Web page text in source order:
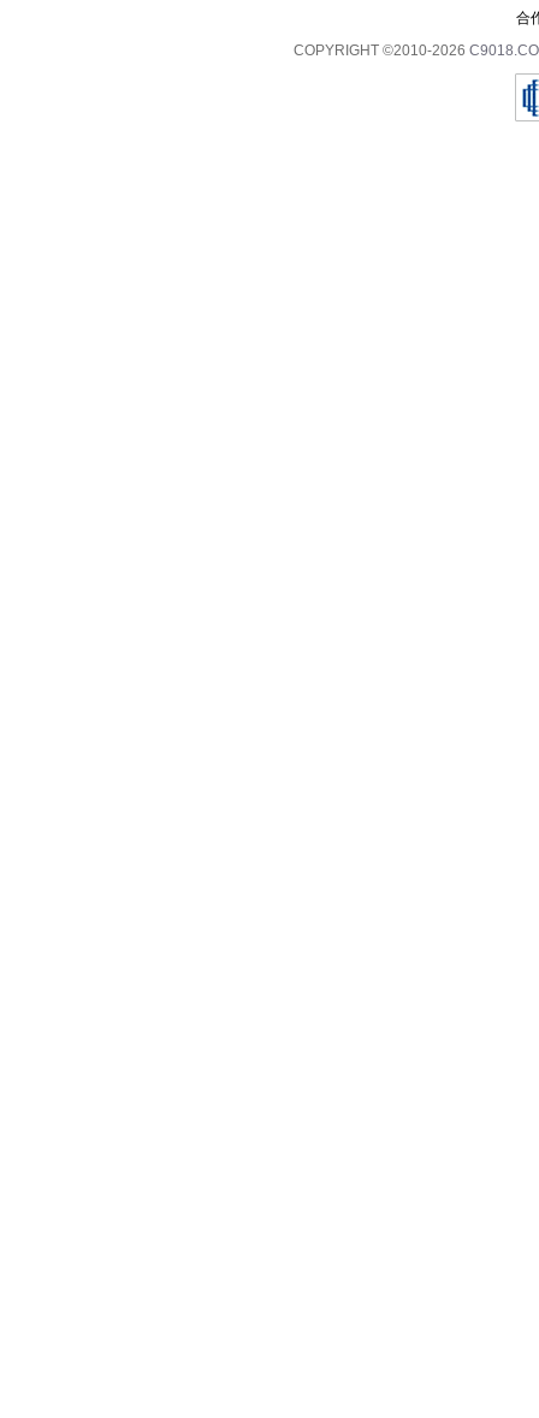
合
COPYRIGHT ©2010-2026